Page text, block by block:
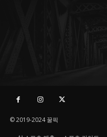
© 2019-2024 꿀픽